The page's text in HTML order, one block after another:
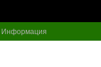
Информация